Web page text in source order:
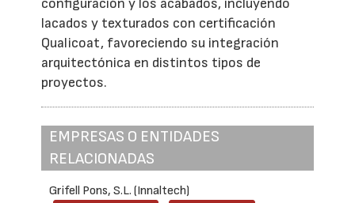
configuración y los acabados, incluyendo
lacados y texturados con certificación
Qualicoat, favoreciendo su integración
arquitectónica en distintos tipos de
proyectos.
EMPRESAS O ENTIDADES
RELACIONADAS
Grifell Pons, S.L. (Innaltech)